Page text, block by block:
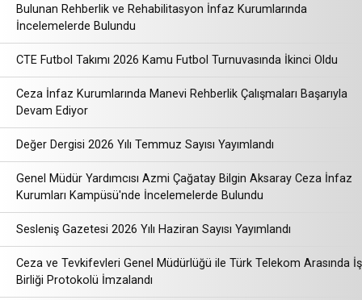
Bulunan Rehberlik ve Rehabilitasyon İnfaz Kurumlarında
İncelemelerde Bulundu
CTE Futbol Takımı 2026 Kamu Futbol Turnuvasında İkinci Oldu
Ceza İnfaz Kurumlarında Manevi Rehberlik Çalışmaları Başarıyla
Devam Ediyor
Değer Dergisi 2026 Yılı Temmuz Sayısı Yayımlandı
Genel Müdür Yardımcısı Azmi Çağatay Bilgin Aksaray Ceza İnfaz
Kurumları Kampüsü'nde İncelemelerde Bulundu
Sesleniş Gazetesi 2026 Yılı Haziran Sayısı Yayımlandı
Ceza ve Tevkifevleri Genel Müdürlüğü ile Türk Telekom Arasında İş
Birliği Protokolü İmzalandı